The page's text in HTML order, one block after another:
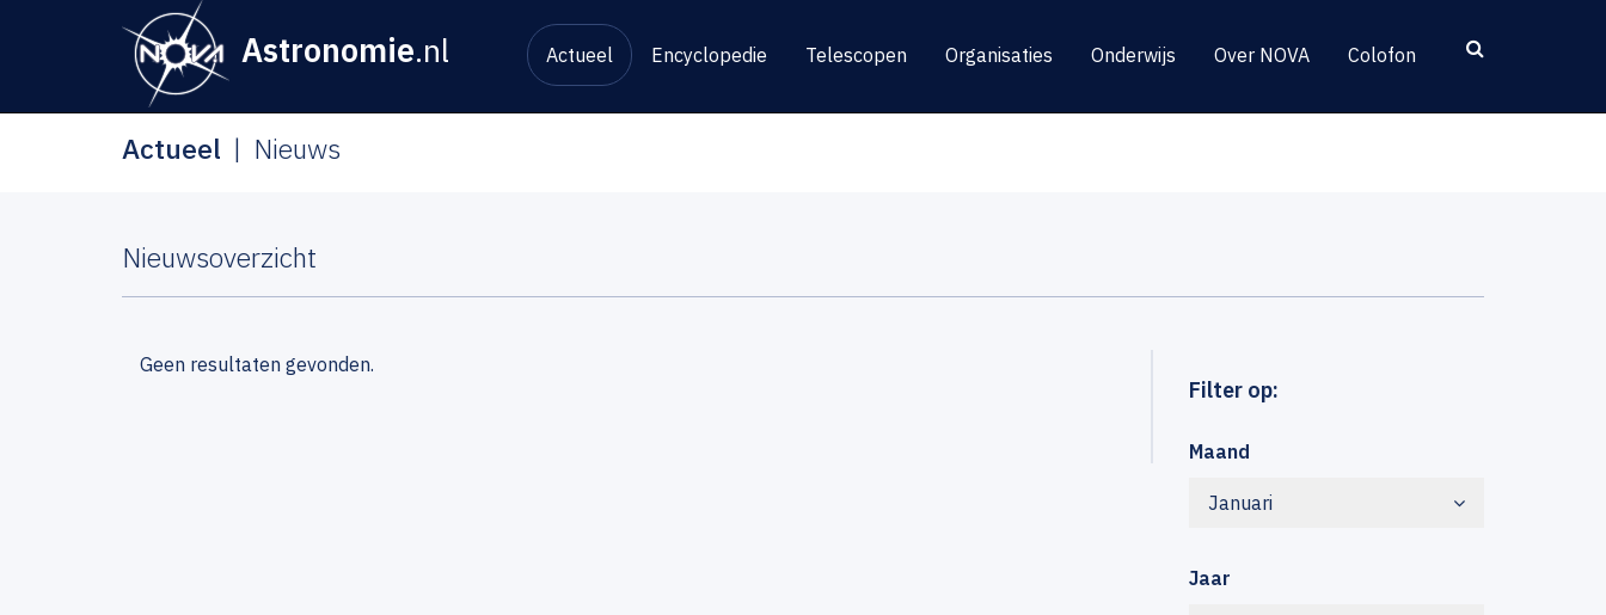
Astronomie.nl Actueel Encyclopedie Telescopen Organisaties Onderwijs Over NOVA Colofon
Actueel Nieuws
Nieuwsoverzicht
Filter op:
Maand
Januari
Jaar
Geen resultaten gevonden.